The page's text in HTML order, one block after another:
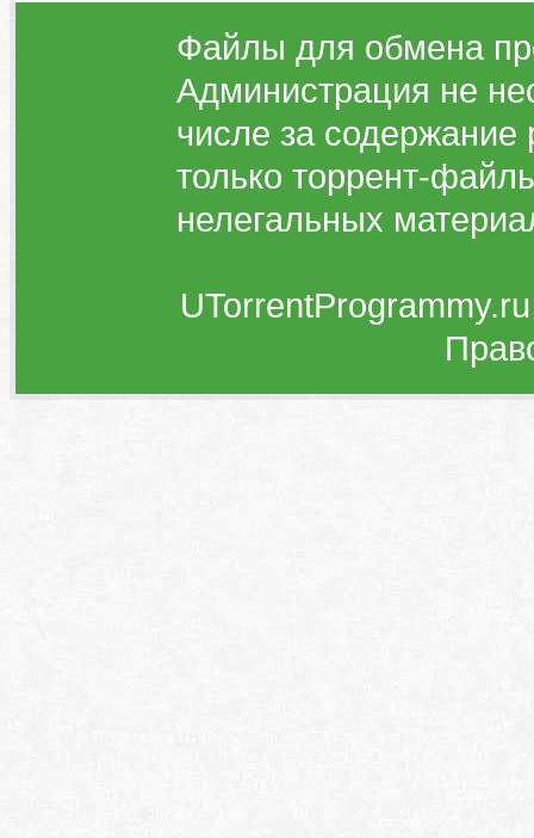
Файлы для обмена
Администрация не
числе за
только торрент-
нелегальных
UTorrentProgrammy.ru